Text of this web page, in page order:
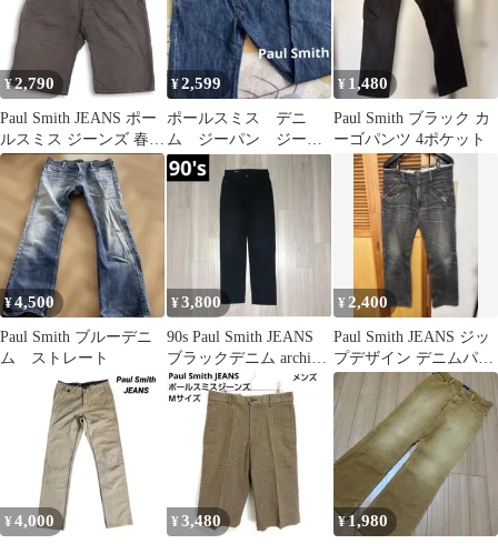
¥2,790
Paul Smith JEANS ポー
ルスミス ジーンズ 春夏
コットン100％★ USED
加工 チェック ハーフ
パンツ 日本製 Sz.S メ
ンズ
¥2,599
ポールスミス デニ
ム ジーパン ジーン
ズ
¥ 1,480
Paul Smith ブラック カ
ーゴパンツ 4ポケット
¥4,500
Paul Smith ブルーデニ
ム ストレート
¥3,800
90s Paul Smith JEANS
ブラックデニム archive
y2k
¥ 2,400
Paul Smith JEANS ジッ
プデザイン デニムパン
ツ
¥ 4,000 ¥ 3,480 ¥1,980